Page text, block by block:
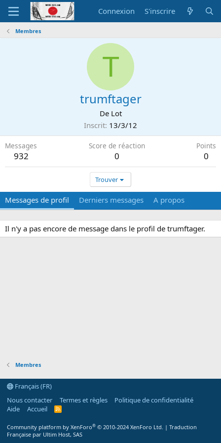
Connexion S'inscrire
Membres
T
trumftager
De Lot
Inscrit 13/3/12
Messages
932
Score de réaction
0
Points
0
Trouver
Messages de profil Derniers messages A propos
Il n'y a pas encore de message dans le profil de trumftager.
Membres
Français (FR)
Nous contacter
Termes et règles
Politique de confidentialité
Aide
Accueil
R
Community platform by XenForo® © 2010-2024 XenForo Ltd. | Traduction
Française par Ultim Host, SAS